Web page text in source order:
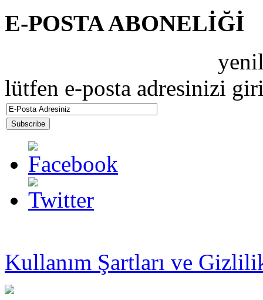
E-POSTA ABONELİĞİ
lütfen e-posta adresinizi
Kullanım Şartları ve